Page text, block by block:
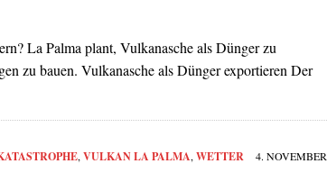
La Palma plant, Vulkanasche als Dünger zu
zu bauen. Vulkanasche als Dünger exportieren Der
, VULKAN LA PALMA, WETTER
4. NOVEMBER